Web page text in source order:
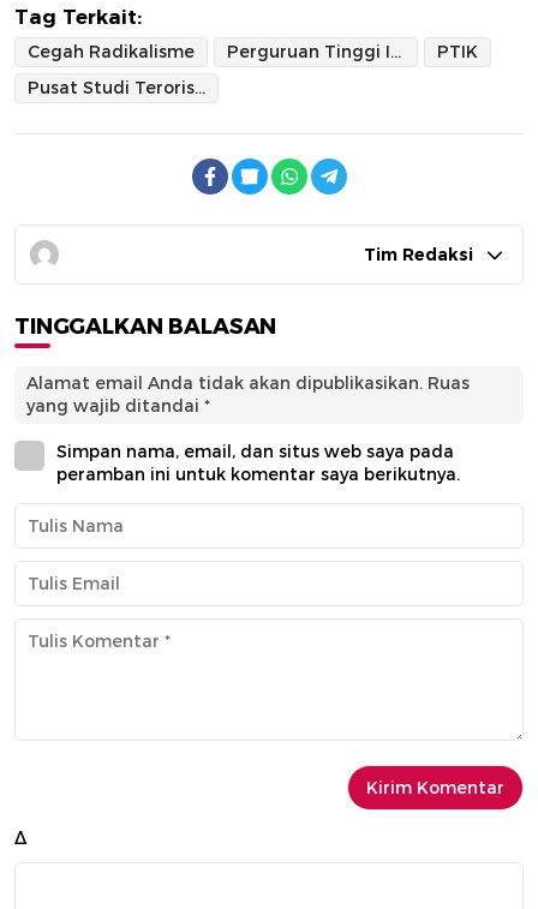
Tag Terkait:
Cegah Radikalisme Perguruan Tinggi Ilmu Kepolisian
PTIK
Pusat Studi Terorisme
Tim Redaksi
TINGGALKAN BALASAN
Alamat email Anda tidak akan dipublikasikan. Ruas
yang wajib ditandai *
Simpan nama, email, dan situs web saya pada
peramban ini untuk komentar saya berikutnya.
Δ